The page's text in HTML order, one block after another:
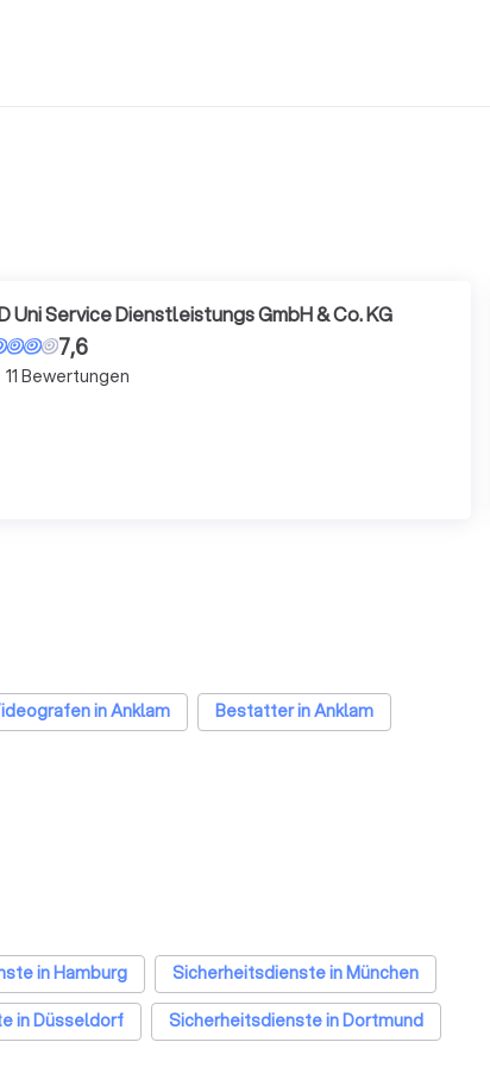
Uni Service Dienstleistungs GmbH & Co. KG
7,6
11 Bewertungen
in Anklam
Bestatter in Anklam
in Hamburg
Sicherheitsdienste in München
in Düsseldorf
Sicherheitsdienste in Dortmund